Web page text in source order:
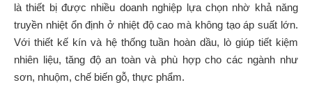
là thiết bị được nhiều doanh nghiệp lựa chọn nhờ khả năng
truyền nhiệt ổn định ở nhiệt độ cao mà không tạo áp suất lớn.
Với thiết kế kín và hệ thống tuần hoàn dầu, lò giúp tiết kiệm
nhiên liệu, tăng độ an toàn và phù hợp cho các ngành như
sơn, nhuộm, chế biến gỗ, thực phẩm.